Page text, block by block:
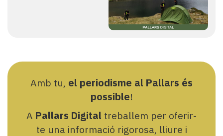
Amb tu, el periodisme al Pallars és
possible!
A Pallars Digital treballem per oferir-
te una informació rigorosa, lliure i